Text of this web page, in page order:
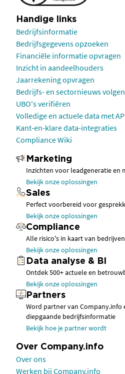
Handige links
Bedrijfsinformatie
Bedrijfsgegevens opzoeken
Financiële informatie opvragen
Inzicht in aandeelhouders
Jaarrekening opvragen
Bedrijfs- en sectornieuws volgen
UBO's verifiëren
Volledige en actuele data met
Kant-en-klare data-integraties
Compliance Wiki
Marketing
Inzichten voor leadgeneratie en
Bekijk onze oplossingen
Sales
Perfect voorbereid voor
Bekijk onze oplossingen
Compliance
Alle risico's in kaart van
Bekijk onze oplossingen
Data analyse & BI
Ontdek 500+ actuele en
Bekijk onze oplossingen
Partners
Word partner van Company.info
diepgaande bedrijfsinformatie
Bekijk hoe je partner wordt
Over Company.info
Over ons
Werken bij Company.info